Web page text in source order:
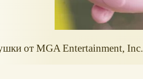
от MGA Entertainment, Inc.